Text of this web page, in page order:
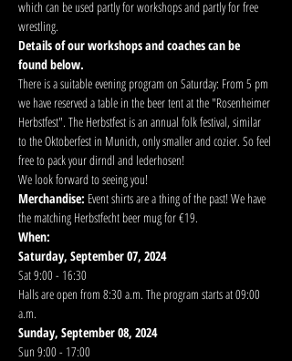
which can be used partly for workshops and partly for free
wrestling.
Details of our workshops and coaches can be
found below.
There is a suitable evening program on Saturday: From 5 pm
we have reserved a table in the beer tent at the "Rosenheimer
Herbstfest". The Herbstfest is an annual folk festival, similar
to the Oktoberfest in Munich, only smaller and cozier. So feel
free to pack your dirndl and lederhosen!
We look forward to seeing you!
Merchandise: Event shirts are a thing of the past! We have
the matching Herbstfecht beer mug for €19.
When:
Saturday, September 07, 2024
Sat 9:00 - 16:30
Halls are open from 8:30 a.m. The program starts at 09:00
a.m.
Sunday, September 08, 2024
Sun 9:00 - 17:00